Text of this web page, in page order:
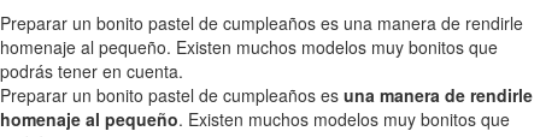
Preparar un bonito pastel de cumpleaños es una manera de rendirle
homenaje al pequeño. Existen muchos modelos muy bonitos que
podrás tener en cuenta.
Preparar un bonito pastel de cumpleaños es una manera de rendirle
homenaje al pequeño. Existen muchos modelos muy bonitos que